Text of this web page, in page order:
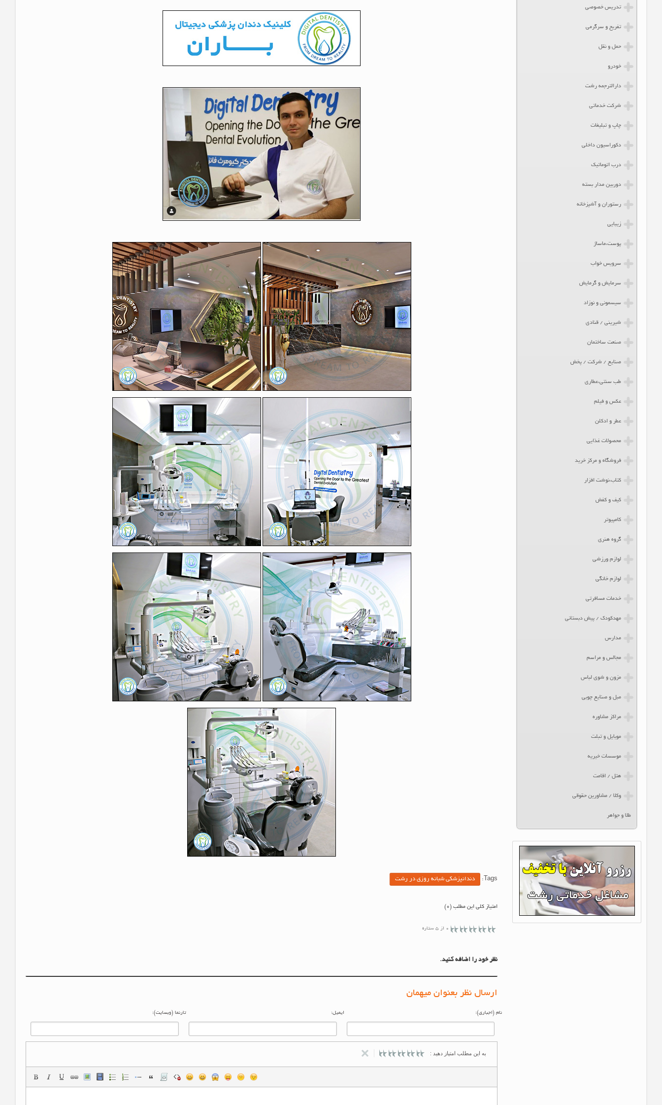
Tags: دندانپزشکی شبانه روزی در رشت
امتیاز کلی این مطلب (0)
0 از 5 ستاره
نظر خود را اضافه کنید.
ارسال نظر بعنوان میهمان
نام (اجباری): ایمیل: تارنما (وبسایت):
به این مطلب امتیاز دهید :
تدریس خصوصی
تفریح و سرگرمی
حمل و نقل
خودرو
دارالترجمه رشت
شرکت خدماتی
چاپ و تبلیغات
دکوراسیون داخلی
درب اتوماتیک
دوربین مدار بسته
رستوران و آشپزخانه
زیبایی
پوست،ماساژ
سرویس خواب
سرمایش و گرمایش
سیسمونی و نوزاد
شیرینی / قنادی
صنعت ساختمان
صنایع / شرکت / پخش
طب سنتی،عطاری
عکس و فیلم
عطر و ادکلن
محصولات غذایی
فروشگاه و مرکز خرید
کتاب،نوشت افزار
کیف و کفش
کامپیوتر
گروه هنری
لوازم ورزشی
لوازم خانگی
خدمات مسافرتی
مهدکودک / پیش دبستانی
مدارس
مجالس و مراسم
مزون و شوی لباس
مبل و صنایع چوبی
مراکز مشاوره
موبایل و تبلت
موسسات خیریه
هتل / اقامت
وکلا / مشاورین حقوقی
طلا و جواهر